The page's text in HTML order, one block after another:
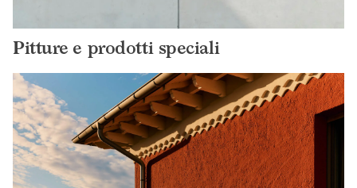
Pitture e prodotti speciali